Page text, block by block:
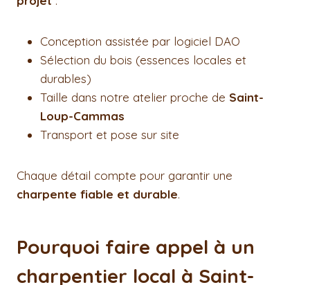
Conception assistée par logiciel DAO
Sélection du bois (essences locales et
durables)
Taille dans notre atelier proche de Saint-
Loup-Cammas
Transport et pose sur site
Chaque détail compte pour garantir une
charpente fiable et durable.
Pourquoi faire appel à un
charpentier local à Saint-